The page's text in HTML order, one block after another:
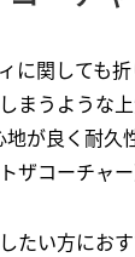
に関しても
まうような
が良く耐
コーチャ
たい方にお